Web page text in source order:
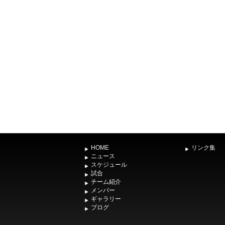
HOME
ニュース
スケジュール
試合
チーム紹介
メンバー
ギャラリー
ブログ
リンク集